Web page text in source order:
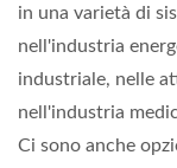
in una varietà di
nell'industria
industriale, nelle
nell'industria
Ci sono anche